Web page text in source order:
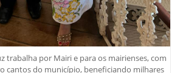
trabalha por Mairi e para os mairienses, com
cantos do município, beneficiando milhares